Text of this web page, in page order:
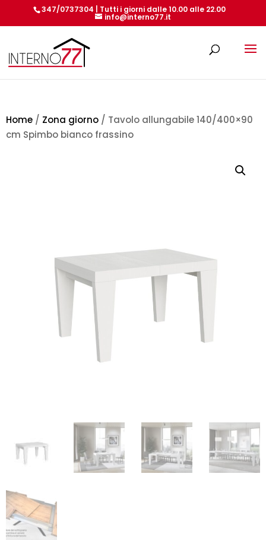
347/0737304 | Tutti i giorni dalle 10.00 alle 22.00
info@interno77.it
Home / Zona giorno / Tavolo allungabile 140/400×90
cm Spimbo bianco frassino